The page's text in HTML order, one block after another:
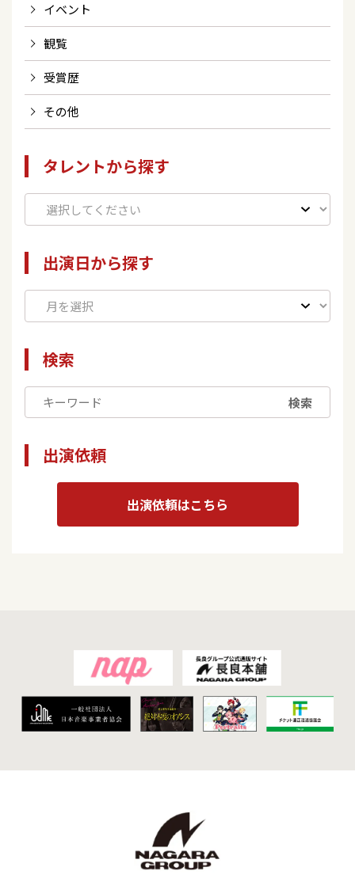
イベント
観覧
受賞歴
その他
タレントから探す
出演日から探す
検索
検索
出演依頼
出演依頼はこちら